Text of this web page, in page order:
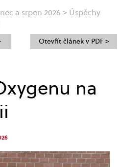
a srpen 2026 > Úspěchy
na
Otevřít článek v PDF >